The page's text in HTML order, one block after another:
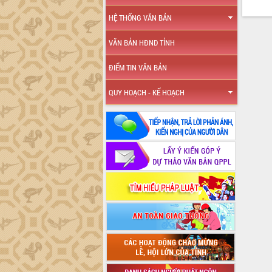
HỆ THỐNG VĂN BẢN
VĂN BẢN HĐND TỈNH
ĐIỂM TIN VĂN BẢN
QUY HOẠCH - KẾ HOẠCH